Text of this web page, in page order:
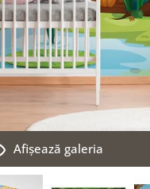
Afişează galeria